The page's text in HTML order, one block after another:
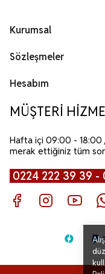
Kurumsal
Sözleşmeler
Hesabım
MÜŞTERİ
Hafta içi 09:00 - 18:00
merak ettiğiniz tüm
0224 222 39 39